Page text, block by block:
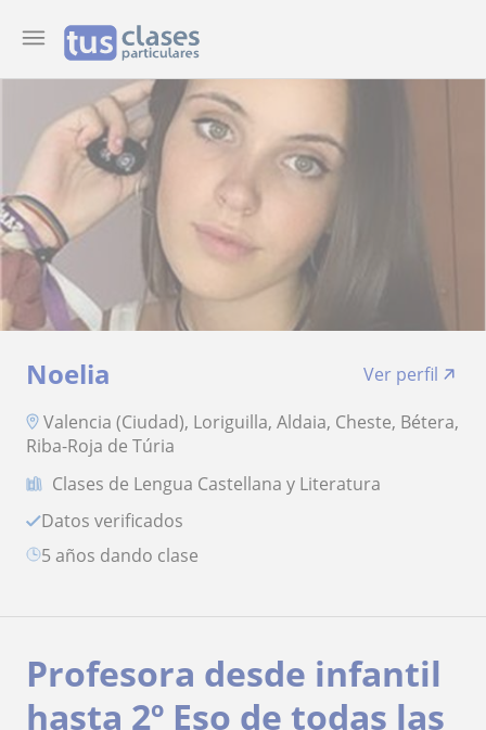
Noelia
Ver perfil
Valencia (Ciudad), Loriguilla, Aldaia, Cheste, Bétera,
Riba-Roja de Túria
Clases de Lengua Castellana y Literatura
Datos verificados
5 años dando clase
Profesora desde infantil
hasta 2º Eso de todas las